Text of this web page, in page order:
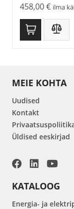
458,00€ ilma
MEIE KOHTA
Uudised
Kontakt
Üldised eeskirjad
KATALOOG
Energia- ja